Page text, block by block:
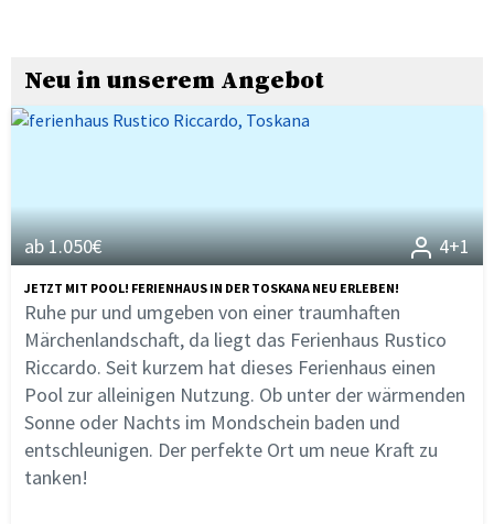
Neu in unserem Angebot
ab 1.050€ 4+1
JETZT MIT POOL! FERIENHAUS IN DER TOSKANA NEU ERLEBEN!
Ruhe pur und umgeben von einer traumhaften
Märchenlandschaft, da liegt das Ferienhaus Rustico
Riccardo. Seit kurzem hat dieses Ferienhaus einen
Pool zur alleinigen Nutzung. Ob unter der wärmenden
Sonne oder Nachts im Mondschein baden und
entschleunigen. Der perfekte Ort um neue Kraft zu
tanken!